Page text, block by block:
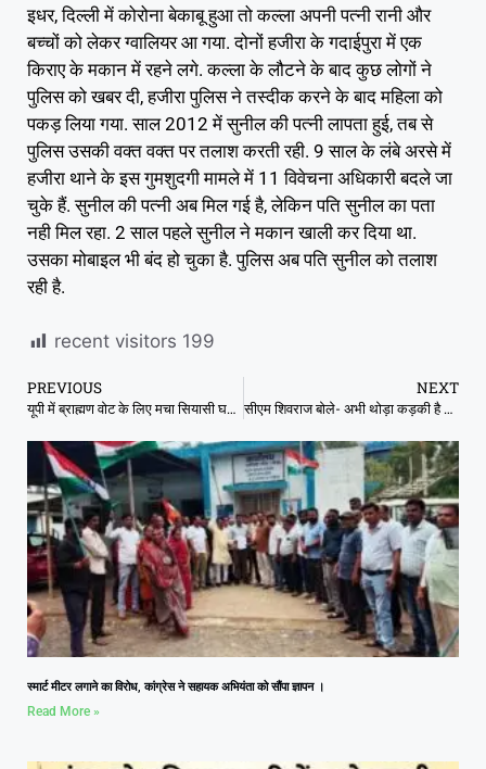
इधर, दिल्ली में कोरोना बेकाबू हुआ तो कल्ला अपनी पत्नी रानी और
बच्चों को लेकर ग्वालियर आ गया. दोनों हजीरा के गदाईपुरा में एक
किराए के मकान में रहने लगे. कल्ला के लौटने के बाद कुछ लोगों ने
पुलिस को खबर दी, हजीरा पुलिस ने तस्दीक करने के बाद महिला को
पकड़ लिया गया. साल 2012 में सुनील की पत्नी लापता हुई, तब से
पुलिस उसकी वक्त वक्त पर तलाश करती रही. 9 साल के लंबे अरसे में
हजीरा थाने के इस गुमशुदगी मामले में 11 विवेचना अधिकारी बदले जा
चुके हैं. सुनील की पत्नी अब मिल गई है, लेकिन पति सुनील का पता
नही मिल रहा. 2 साल पहले सुनील ने मकान खाली कर दिया था.
उसका मोबाइल भी बंद हो चुका है. पुलिस अब पति सुनील को तलाश
रही है.
recent visitors 199
PREVIOUS
यूपी में ब्राह्मण वोट के लिए मचा सियासी घमासान
NEXT
सीएम शिवराज बोले- अभी थोड़ा कड़की है …जुगाड़ में लगा हूं
स्मार्ट मीटर लगाने का विरोध, कांग्रेस ने सहायक अभियंता को सौंपा ज्ञापन ।
Read More »